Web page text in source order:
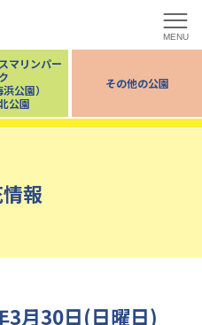
MENU
マリンパー
ク
浜公園）
公園
その他の公園
報
3月30日(日曜日)